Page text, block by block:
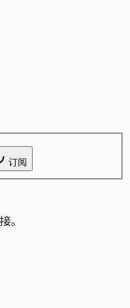
订阅
。